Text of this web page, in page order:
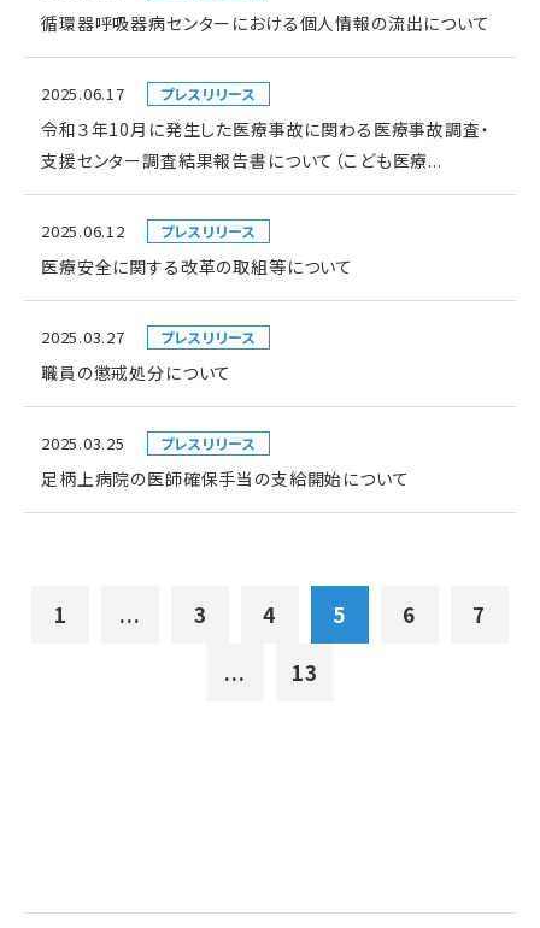
循環器呼吸器病センターにおける個人情報の流出について
2025.06.17 プレスリリース
令和３年10月に発生した医療事故に関わる医療事故調査・
支援センター調査結果報告書について（こども医療...
2025.06.12 プレスリリース
医療安全に関する改革の取組等について
2025.03.27 プレスリリース
職員の懲戒処分について
2025.03.25 プレスリリース
足柄上病院の医師確保手当の支給開始について
1 ... 3 4 5 6
7
...
13